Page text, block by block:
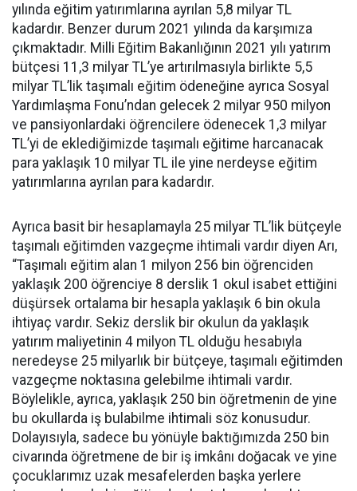
yılında eğitim yatırımlarına ayrılan 5,8 milyar TL
kadardır. Benzer durum 2021 yılında da karşımıza
çıkmaktadır. Milli Eğitim Bakanlığının 2021 yılı yatırım
bütçesi 11,3 milyar TL’ye artırılmasıyla birlikte 5,5
milyar TL’lik taşımalı eğitim ödeneğine ayrıca Sosyal
Yardımlaşma Fonu’ndan gelecek 2 milyar 950 milyon
ve pansiyonlardaki öğrencilere ödenecek 1,3 milyar
TL’yi de eklediğimizde taşımalı eğitime harcanacak
para yaklaşık 10 milyar TL ile yine nerdeyse eğitim
yatırımlarına ayrılan para kadardır.
Ayrıca basit bir hesaplamayla 25 milyar TL’lik bütçeyle
taşımalı eğitimden vazgeçme ihtimali vardır diyen Arı,
“Taşımalı eğitim alan 1 milyon 256 bin öğrenciden
yaklaşık 200 öğrenciye 8 derslik 1 okul isabet ettiğini
düşürsek ortalama bir hesapla yaklaşık 6 bin okula
ihtiyaç vardır. Sekiz derslik bir okulun da yaklaşık
yatırım maliyetinin 4 milyon TL olduğu hesabıyla
neredeyse 25 milyarlık bir bütçeye, taşımalı eğitimden
vazgeçme noktasına gelebilme ihtimali vardır.
Böylelikle, ayrıca, yaklaşık 250 bin öğretmenin de yine
bu okullarda iş bulabilme ihtimali söz konusudur.
Dolayısıyla, sadece bu yönüyle baktığımızda 250 bin
civarında öğretmene de bir iş imkânı doğacak ve yine
çocuklarımız uzak mesafelerden başka yerlere